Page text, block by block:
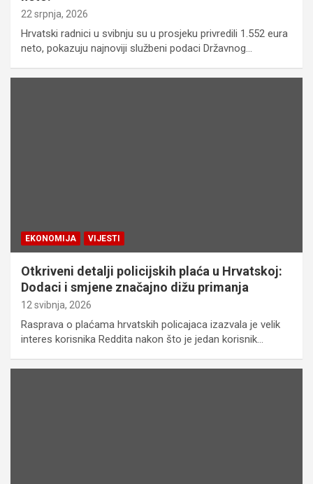
22 srpnja, 2026
Hrvatski radnici u svibnju su u prosjeku privredili 1.552 eura
neto, pokazuju najnoviji službeni podaci Državnog…
EKONOMIJA VIJESTI
Otkriveni detalji policijskih plaća u Hrvatskoj:
Dodaci i smjene značajno dižu primanja
12 svibnja, 2026
Rasprava o plaćama hrvatskih policajaca izazvala je velik
interes korisnika Reddita nakon što je jedan korisnik…